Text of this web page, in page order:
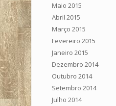
Maio 2015
Abril 2015
Março 2015
Fevereiro 2015
Janeiro 2015
Dezembro 2014
Outubro 2014
Setembro 2014
Julho 2014